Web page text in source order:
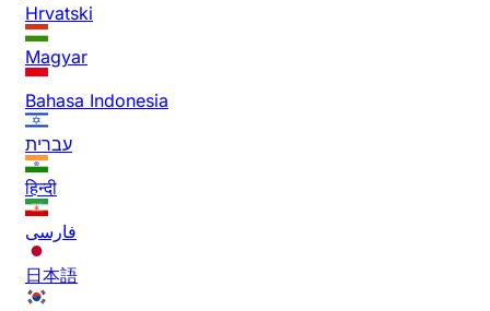
Hrvatski
Magyar
Bahasa Indonesia
עברית
हिन्दी
فارسی
日本語